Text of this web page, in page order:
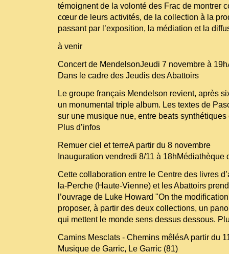
témoignent de la volonté des Frac de montrer
cœur de leurs activités, de la collection à la
passant par l’exposition, la médiation et la
à venir
Concert de MendelsonJeudi 7 novembre à
Dans le cadre des Jeudis des Abattoirs
Le groupe français Mendelson revient, après
un monumental triple album. Les textes de
sur une musique nue, entre beats
Plus d’infos
Remuer ciel et terreA partir du 8 novembre
Inauguration vendredi 8/11 à 18hMédiathèque
Cette collaboration entre le Centre des livres
la-Perche (Haute-Vienne) et les Abattoirs
l’ouvrage de Luke Howard "On the
proposer, à partir des deux collections, un
qui mettent le monde sens dessus dessous.
Camins Mesclats - Chemins mêlésA partir du
Musique de Garric, Le Garric (81)